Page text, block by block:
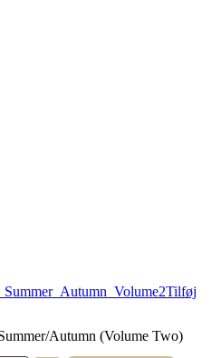
Tilføj
Autumn (Volume Two)